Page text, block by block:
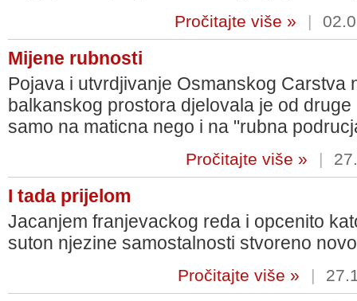
Pročitajte više » |
Mijene rubnosti
Pojava i utvrdjivanje Osmanskog Carstva
balkanskog prostora djelovala je od
samo na maticna nego i na "rubna
Pročitajte više » |
I tada prijelom
Jacanjem franjevackog reda i opcenito
suton njezine samostalnosti stvoreno
Pročitajte više » |